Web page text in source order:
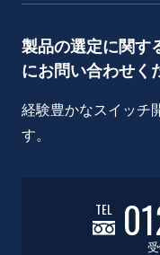
製品の選定に関す
にお問い合わせく
経験豊かなスイッチ
す。
TEL